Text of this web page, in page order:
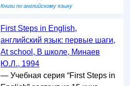
Книги по английскому языку
First Steps in English,
английский язык: первые шаги,
At school, В школе, Минаев
Ю.Л., 1994
— Учебная серия “First Steps in